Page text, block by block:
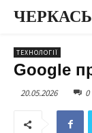
ТЕХНОЛОГІЇ
Google
20.05.2026 0